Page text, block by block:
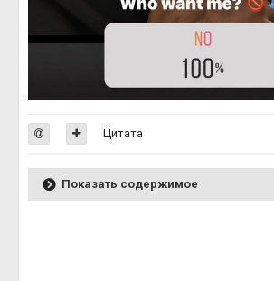
Цитата
Показать содержимое